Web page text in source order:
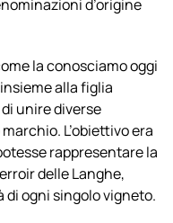
d’origine
la conosciamo oggi
alla figlia
unire diverse
L’obiettivo era
rappresentare la
delle Langhe,
ogni singolo vigneto.